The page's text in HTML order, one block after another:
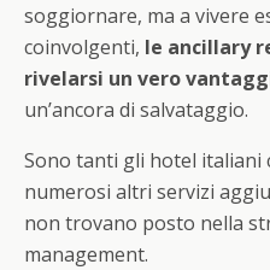
soggiornare, ma a vivere
coinvolgenti, le ancillary
rivelarsi un vero
un’ancora di salvataggio.
Sono tanti gli hotel italiani
numerosi altri servizi
non trovano posto nella
management.